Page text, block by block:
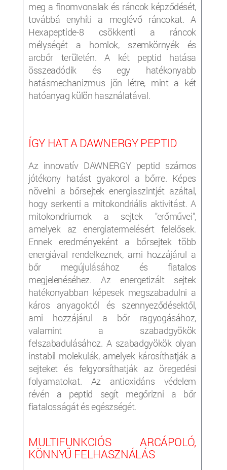
meg a finomvonalak és ráncok képződését,
továbbá enyhíti a meglévő ráncokat. A
Hexapeptide-8 csökkenti a ráncok
mélységét a homlok, szemkörnyék és
arcbőr területén. A két peptid hatása
összeadódik és egy hatékonyabb
hatásmechanizmus jön létre, mint a két
hatóanyag külön használatával.
ÍGY HAT A DAWNERGY PEPTID
Az innovatív DAWNERGY peptid számos
jótékony hatást gyakorol a bőrre. Képes
növelni a bőrsejtek energiaszintjét azáltal,
hogy serkenti a mitokondriális aktivitást. A
mitokondriumok a sejtek "erőművei",
amelyek az energiatermelésért felelősek.
Ennek eredményeként a bőrsejtek több
energiával rendelkeznek, ami hozzájárul a
bőr megújulásához és fiatalos
megjelenéséhez. Az energetizált sejtek
hatékonyabban képesek megszabadulni a
káros anyagoktól és szennyeződésektől,
ami hozzájárul a bőr ragyogásához,
valamint a szabadgyökök
felszabadulásához. A szabadgyökök olyan
instabil molekulák, amelyek károsíthatják a
sejteket és felgyorsíthatják az öregedési
folyamatokat. Az antioxidáns védelem
révén a peptid segít megőrizni a bőr
fiatalosságát és egészségét.
MULTIFUNKCIÓS ARCÁPOLÓ,
KÖNNYŰ FELHASZNÁLÁS